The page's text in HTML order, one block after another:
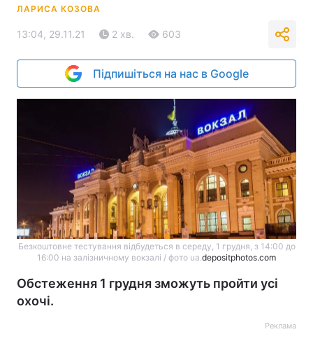
ЛАРИСА КОЗОВА
13:04, 29.11.21 2 хв. 603
Підпишіться на нас в Google
Безкоштовне тестування відбудеться в середу, 1 грудня, з 14:00 до
16:00 на залізничному вокзалі / фото ua.depositphotos.com
Обстеження 1 грудня зможуть пройти усі
охочі.
Реклама